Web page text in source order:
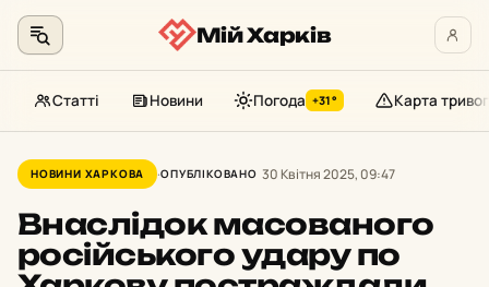
до
контенту
Мій Харків
Статті Новини Погода +31° Карта тривог
НОВИНИ ХАРКОВА ОПУБЛІКОВАНО 30 Квітня 2025, 09:47
Внаслідок масованого
російського удару по